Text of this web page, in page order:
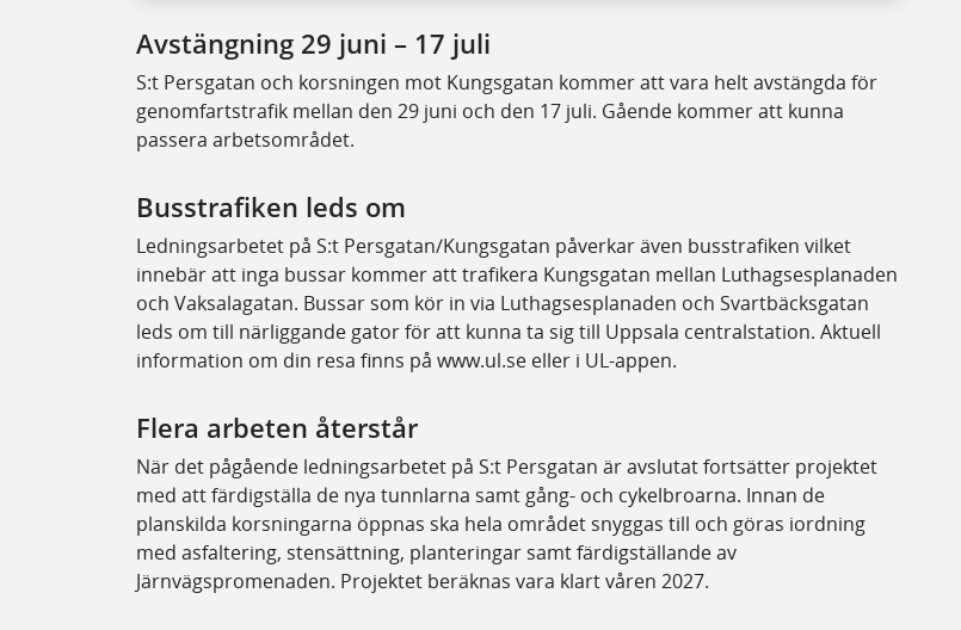
Avstängning 29 juni – 17 juli
S:t Persgatan och korsningen mot Kungsgatan kommer att vara helt avstängda för
genomfartstrafik mellan den 29 juni och den 17 juli. Gående kommer att kunna
passera arbetsområdet.
Busstrafiken leds om
Ledningsarbetet på S:t Persgatan/Kungsgatan påverkar även busstrafiken vilket
innebär att inga bussar kommer att trafikera Kungsgatan mellan Luthagsesplanaden
och Vaksalagatan. Bussar som kör in via Luthagsesplanaden och Svartbäcksgatan
leds om till närliggande gator för att kunna ta sig till Uppsala centralstation. Aktuell
information om din resa finns på www.ul.se eller i UL-appen.
Flera arbeten återstår
När det pågående ledningsarbetet på S:t Persgatan är avslutat fortsätter projektet
med att färdigställa de nya tunnlarna samt gång- och cykelbroarna. Innan de
planskilda korsningarna öppnas ska hela området snyggas till och göras iordning
med asfaltering, stensättning, planteringar samt färdigställande av
Järnvägspromenaden. Projektet beräknas vara klart våren 2027.